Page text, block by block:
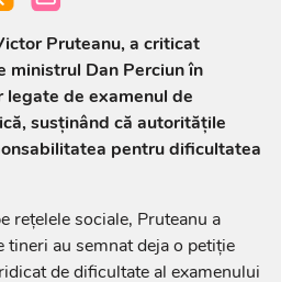
Pruteanu, a criticat
ministrul Dan Perciun în
de examenul de
susținând că autoritățile
pentru dificultatea
rețelele sociale, Pruteanu a
au semnat deja o petiție
de dificultate al examenului